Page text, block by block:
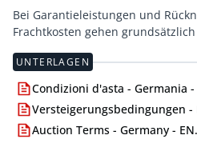
Bei Garantieleistungen und
Frachtkosten gehen
UNTERLAGEN
Condizioni d'asta - Germania
Versteigerungsbedingungen -
Auction Terms - Germany -